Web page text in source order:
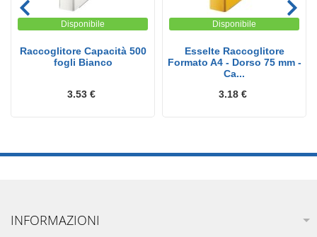
Disponibile
Raccoglitore Capacità 500
fogli Bianco
3.53 €
Disponibile
Esselte Raccoglitore
Formato A4 - Dorso 75 mm -
Ca...
3.18 €
INFORMAZIONI